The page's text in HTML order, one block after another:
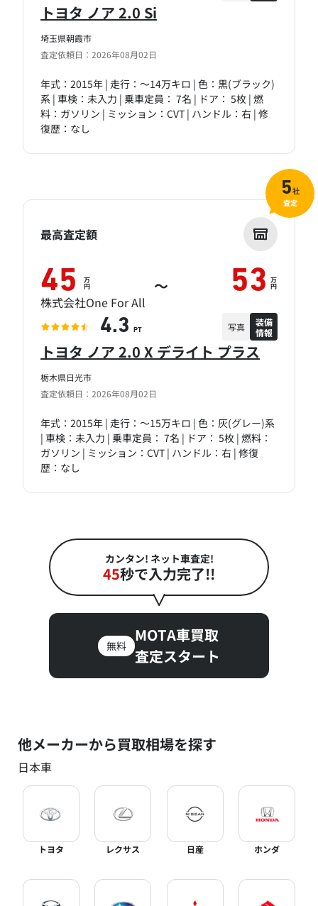
埼玉県朝霞市
査定依頼日：2026年08月02日
トヨタ ノア 2.0 Si
年式：2015年 | 走行：～14万キロ | 色：黒(ブラック)
系 | 車検：未入力 | 乗車定員： 7名 | ドア： 5枚 | 燃
料：ガソリン | ミッション：CVT | ハンドル：右 | 修
復歴：なし
栃木県日光市
査定依頼日：2026年08月02日
トヨタ ノア 2.0 X デライト プラス
年式：2015年 | 走行：～15万キロ | 色：灰(グレー)系
| 車検：未入力 | 乗車定員： 7名 | ドア： 5枚 | 燃料：
ガソリン | ミッション：CVT | ハンドル：右 | 修復
歴：なし
最高査定額
45 万
円 ～ 53 万
円
株式会社One For All
4.3 PT 写真
装備
情報
5社
査定
カンタン! ネット車査定!
45秒で入力完了!!
無料
MOTA車買取
査定スタート
他メーカーから買取相場を探す
日本車
トヨタ レクサス 日産 ホンダ